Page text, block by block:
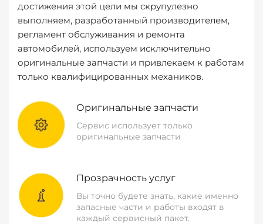
достижения этой цели мы скрупулезно
выполняем, разработанный производителем,
регламент обслуживания и ремонта
автомобилей, используем исключительно
оригинальные запчасти и привлекаем к работам
только квалифицированных механиков.
Оригинальные запчасти
Сервис использует только
оригинальные запчасти
Прозрачность услуг
Вы точно будете знать, какие именно
запасные части и работы входят в
каждый сервисный пакет.